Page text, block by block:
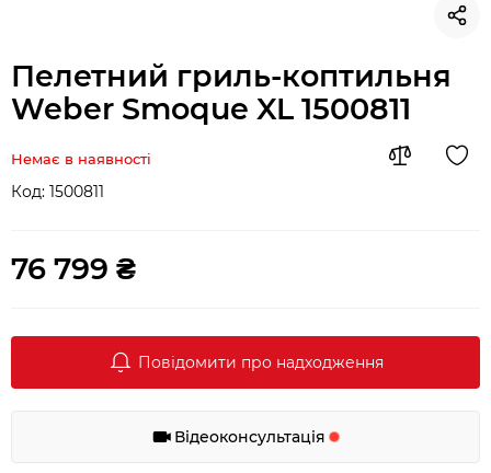
Пелетний гриль-коптильня
Weber Smoque XL 1500811
Немає в наявності
Код: 1500811
76 799 ₴
Повідомити про надходження
Відеоконсультація